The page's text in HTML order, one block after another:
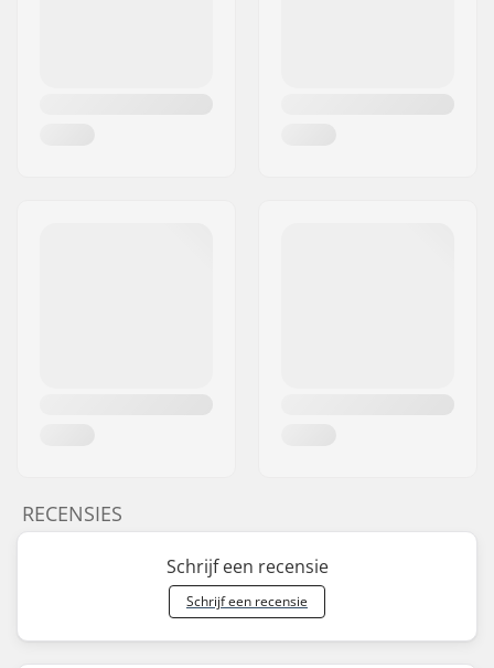
RECENSIES
Schrijf een recensie
Schrijf een recensie